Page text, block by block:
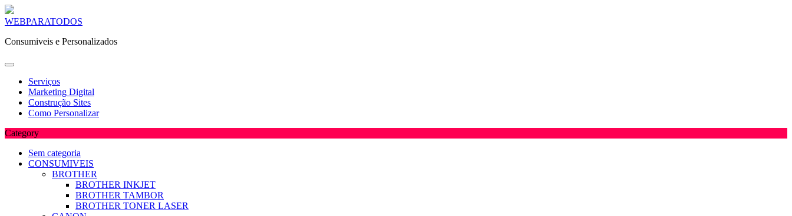
Skip
content
WEBPARATODOS
Consumiveis e Personalizados
Serviços
Marketing Digital
Construção Sites
Como Personalizar
Category
Sem categoria
CONSUMIVEIS
BROTHER
BROTHER INKJET
BROTHER TAMBOR
BROTHER TONER LASER